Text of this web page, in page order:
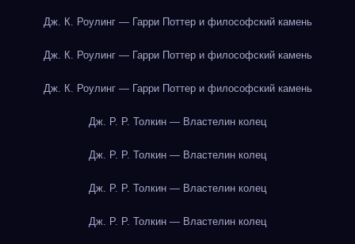
Дж. К. Роулинг — Гарри Поттер и философский камень
Дж. К. Роулинг — Гарри Поттер и философский камень
Дж. К. Роулинг — Гарри Поттер и философский камень
Дж. Р. Р. Толкин — Властелин колец
Дж. Р. Р. Толкин — Властелин колец
Дж. Р. Р. Толкин — Властелин колец
Дж. Р. Р. Толкин — Властелин колец